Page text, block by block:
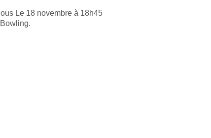
Le 18 novembre à 18h45